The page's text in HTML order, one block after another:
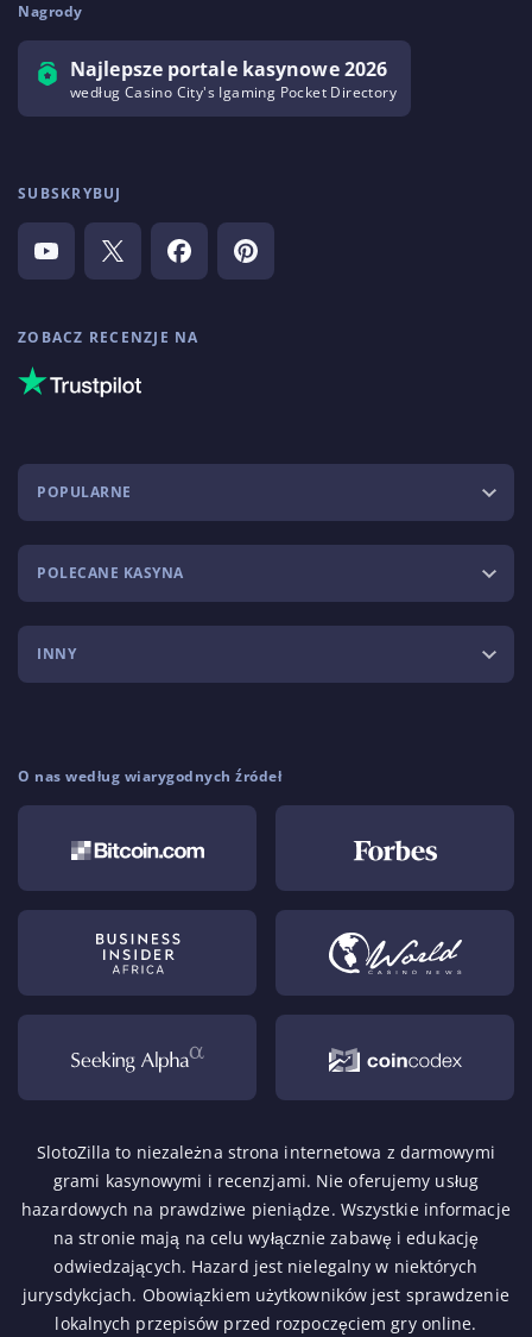
Nagrody
Najlepsze portale kasynowe 2026
według Casino City's Igaming Pocket Directory
SUBSKRYBUJ
ZOBACZ RECENZJE NA
POPULARNE
POLECANE KASYNA
INNY
O nas według wiarygodnych źródeł
SlotoZilla to niezależna strona internetowa z darmowymi
grami kasynowymi i recenzjami. Nie oferujemy usług
hazardowych na prawdziwe pieniądze. Wszystkie informacje
na stronie mają na celu wyłącznie zabawę i edukację
odwiedzających. Hazard jest nielegalny w niektórych
jurysdykcjach. Obowiązkiem użytkowników jest sprawdzenie
lokalnych przepisów przed rozpoczęciem gry online.